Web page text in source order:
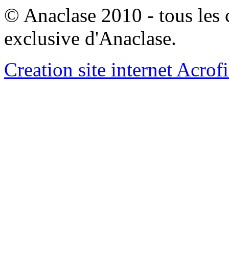
© Anaclase 2010 - tous les
exclusive d'Anaclase.
Creation site internet